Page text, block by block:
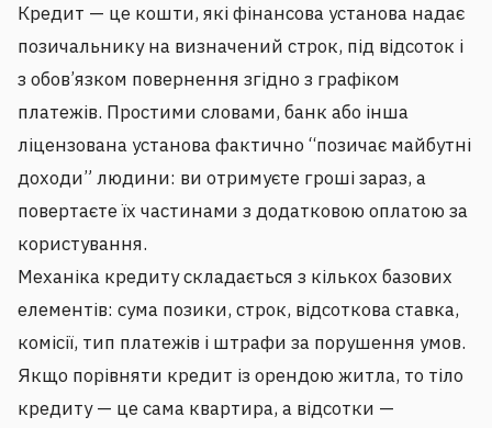
Кредит — це кошти, які фінансова установа надає
позичальнику на визначений строк, під відсоток і
з обов’язком повернення згідно з графіком
платежів. Простими словами, банк або інша
ліцензована установа фактично “позичає майбутні
доходи” людини: ви отримуєте гроші зараз, а
повертаєте їх частинами з додатковою оплатою за
користування.
Механіка кредиту складається з кількох базових
елементів: сума позики, строк, відсоткова ставка,
комісії, тип платежів і штрафи за порушення умов.
Якщо порівняти кредит із орендою житла, то тіло
кредиту — це сама квартира, а відсотки —